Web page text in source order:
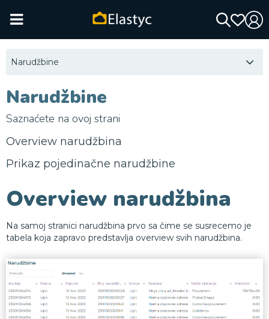
Narudžbine
Narudžbine
Saznaćete na ovoj strani
Overview narudžbina
Prikaz pojedinačne narudžbine
Overview narudžbina
Na samoj stranici narudžbina prvo sa čime se susrecemo je
tabela koja zapravo predstavlja overview svih narudžbina.